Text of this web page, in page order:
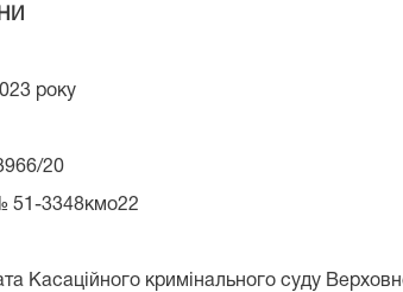
року
20
51-3348кмо22
Касаційного кримінального суду